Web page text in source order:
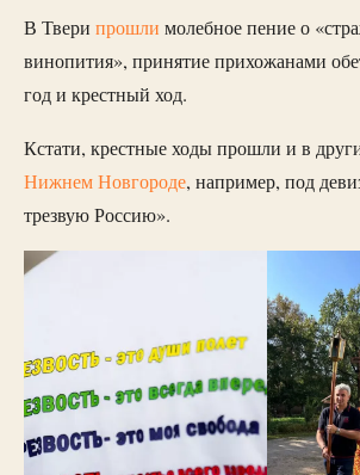
В Твери прошли молебное пение о
винопития», принятие прихожанами
год и крестный ход.
Кстати, крестные ходы прошли и в
Нижнем Новгороде, например, под
трезвую Россию».